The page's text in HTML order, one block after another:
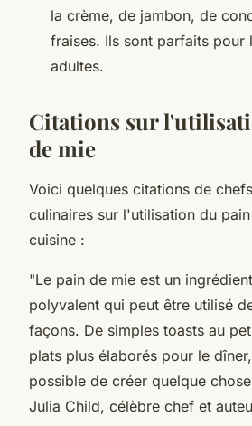
la crème, de jambon, de
fraises. Ils sont parfaits pour
adultes.
Citations sur
de mie
Voici quelques citations de
culinaires sur l'utilisation du
cuisine :
"Le pain de mie est un
polyvalent qui peut être utilisé
façons. De simples toasts au
plats plus élaborés pour le
possible de créer quelque
Julia Child, célèbre chef et